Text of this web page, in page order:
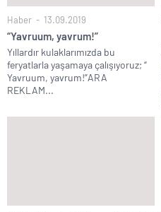
Haber 13.09.2019
“Yavruum, yavrum!”
Yıllardır kulaklarımızda bu
feryatlarla yaşamaya çalışıyoruz; “
Yavruum, yavrum!”ARA
REKLAM...